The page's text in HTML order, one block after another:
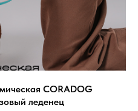
CORADOG
леденец